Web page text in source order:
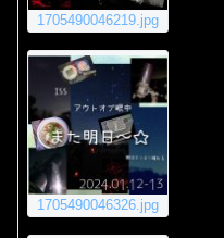
1705490046219.jpg
1705490046326.jpg